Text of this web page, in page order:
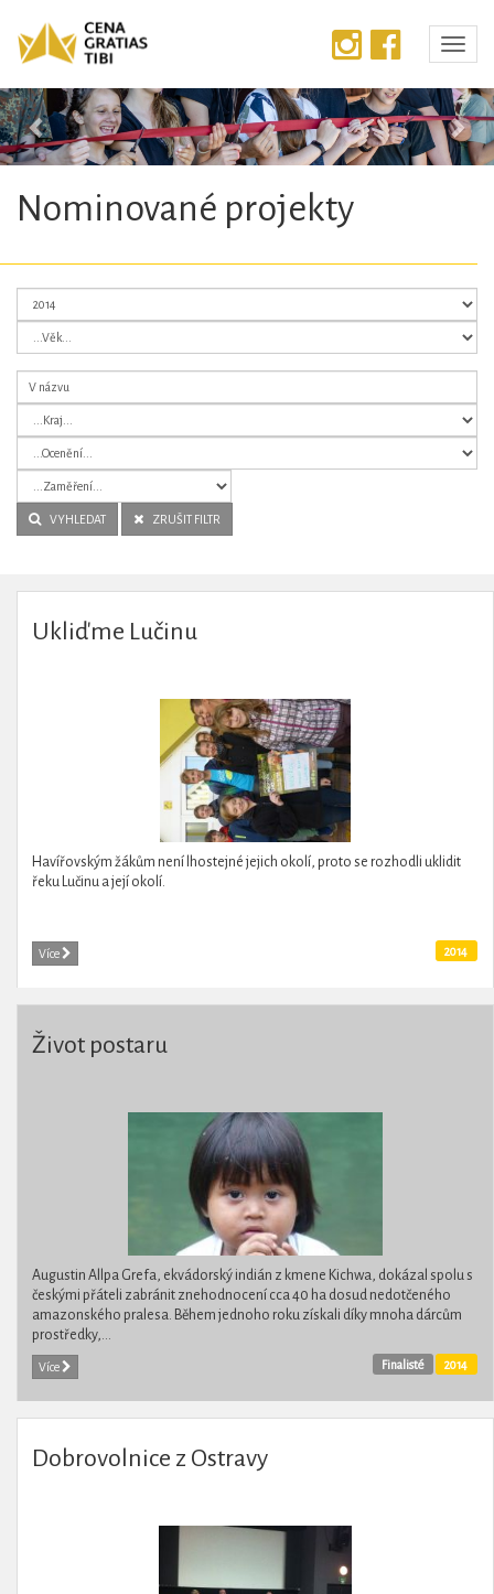
Předchozí
Nominované projekty
VYHLEDAT ZRUŠIT FILTR
Ukliďme Lučinu
Havířovským žákům není lhostejné jejich okolí, proto se rozhodli uklidit
řeku Lučinu a její okolí.
Více 2014
Život postaru
Augustin Allpa Grefa, ekvádorský indián z kmene Kichwa, dokázal spolu s
českými přáteli zabránit znehodnocení cca 40 ha dosud nedotčeného
amazonského pralesa. Během jednoho roku získali díky mnoha dárcům
prostředky,...
Více 2014
Finalisté
Dobrovolnice z Ostravy